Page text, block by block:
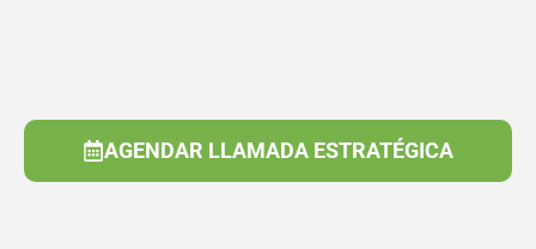
AGENDAR LLAMADA ESTRATÉGICA